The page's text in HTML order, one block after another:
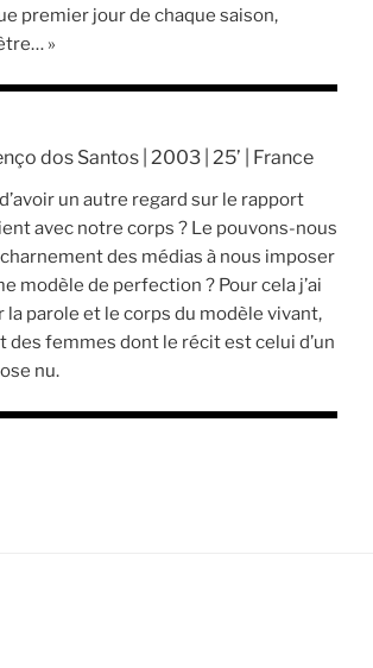
premier jour de chaque saison,
»
dos Santos | 2003 | 25’ | France
un autre regard sur le rapport
avec notre corps ? Le pouvons-nous
des médias à nous imposer
modèle de perfection ? Pour cela j’ai
la parole et le corps du modèle vivant,
des femmes dont le récit est celui d’un
nu.